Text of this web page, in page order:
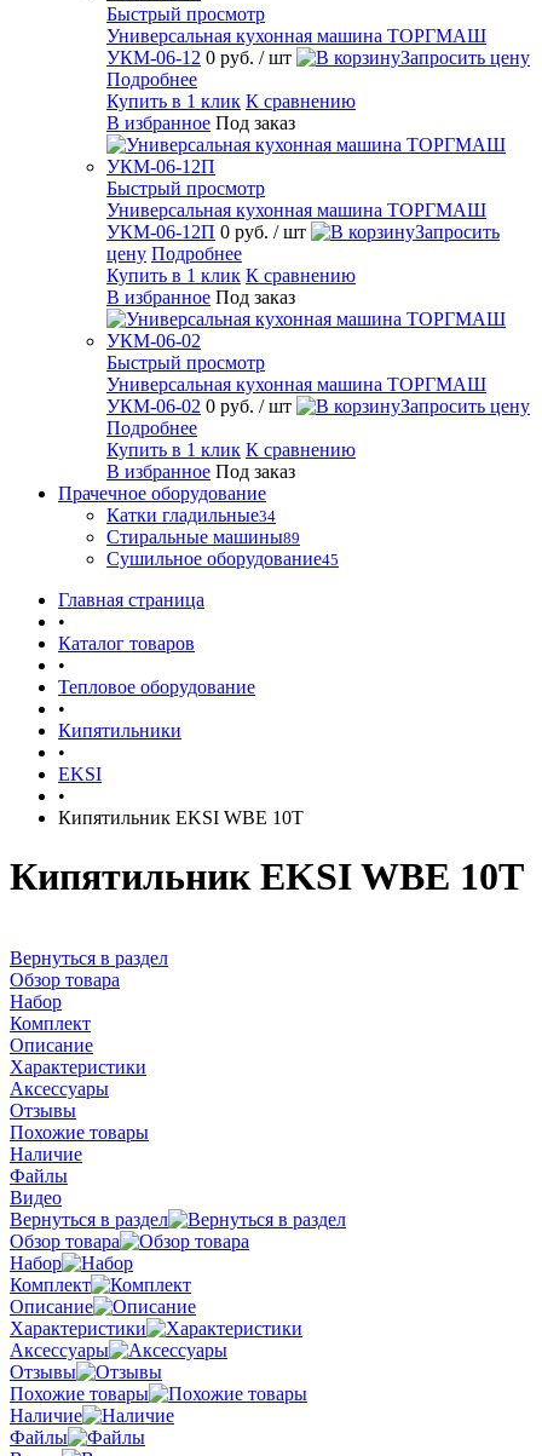
Быстрый просмотр
Универсальная кухонная машина ТОРГМАШ
УКМ-06-12 0 руб. / шт
Запросить цену
Подробнее
Купить в 1 клик К сравнению
В избранное Под заказ
Быстрый просмотр
Универсальная кухонная машина ТОРГМАШ
УКМ-06-12П 0 руб. / шт
Запросить
цену Подробнее
Купить в 1 клик К сравнению
В избранное Под заказ
Быстрый просмотр
Универсальная кухонная машина ТОРГМАШ
УКМ-06-02 0 руб. / шт
Запросить цену
Подробнее
Купить в 1 клик К сравнению
В избранное Под заказ
Прачечное оборудование
Катки гладильные34
Стиральные машины89
Сушильное оборудование45
Главная страница
•
Каталог товаров
•
Тепловое оборудование
•
Кипятильники
•
EKSI
•
Кипятильник EKSI WBE 10T
Кипятильник EKSI WBE 10T
Вернуться в раздел
Обзор товара
Набор
Комплект
Описание
Характеристики
Аксессуары
Отзывы
Похожие товары
Наличие
Файлы
Видео
Вернуться в раздел
Обзор товара
Набор
Комплект
Описание
Характеристики
Аксессуары
Отзывы
Похожие товары
Наличие
Файлы